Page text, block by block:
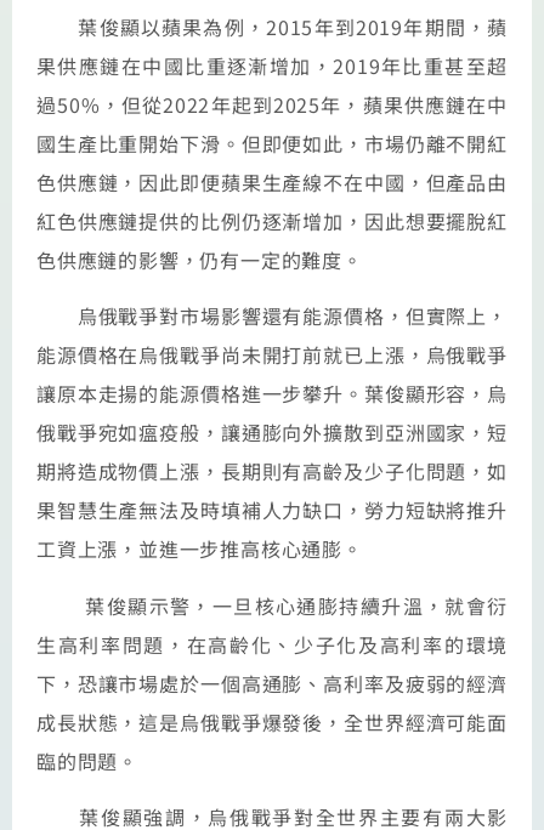
葉俊顯以蘋果為例，2015年到2019年期間，蘋
果供應鏈在中國比重逐漸增加，2019年比重甚至超
過50%，但從2022年起到2025年，蘋果供應鏈在中
國生產比重開始下滑。但即便如此，市場仍離不開紅
色供應鏈，因此即便蘋果生產線不在中國，但產品由
紅色供應鏈提供的比例仍逐漸增加，因此想要擺脫紅
色供應鏈的影響，仍有一定的難度。
烏俄戰爭對市場影響還有能源價格，但實際上，
能源價格在烏俄戰爭尚未開打前就已上漲，烏俄戰爭
讓原本走揚的能源價格進一步攀升。葉俊顯形容，烏
俄戰爭宛如瘟疫般，讓通膨向外擴散到亞洲國家，短
期將造成物價上漲，長期則有高齡及少子化問題，如
果智慧生產無法及時填補人力缺口，勞力短缺將推升
工資上漲，並進一步推高核心通膨。
葉俊顯示警，一旦核心通膨持續升溫，就會衍
生高利率問題，在高齡化、少子化及高利率的環境
下，恐讓市場處於一個高通膨、高利率及疲弱的經濟
成長狀態，這是烏俄戰爭爆發後，全世界經濟可能面
臨的問題。
葉俊顯強調，烏俄戰爭對全世界主要有兩大影